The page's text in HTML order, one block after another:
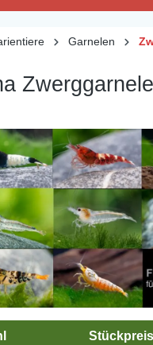
Garnelen
überspringen
Stückpreis